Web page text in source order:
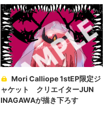
Mori Calliope 1stEP限定ジ
ャケット クリエイターJUN
INAGAWAが描き下ろす